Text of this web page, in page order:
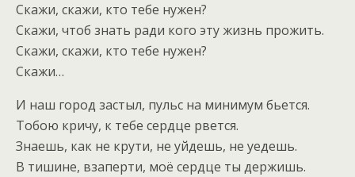
Скажи, скажи, кто тебе нужен?
Скажи, чтоб знать ради кого эту жизнь прожить.
Скажи, скажи, кто тебе нужен?
Скажи…
И наш город застыл, пульс на минимум бьется.
Тобою кричу, к тебе сердце рвется.
Знаешь, как не крути, не уйдешь, не уедешь.
В тишине, взаперти, моё сердце ты держишь.